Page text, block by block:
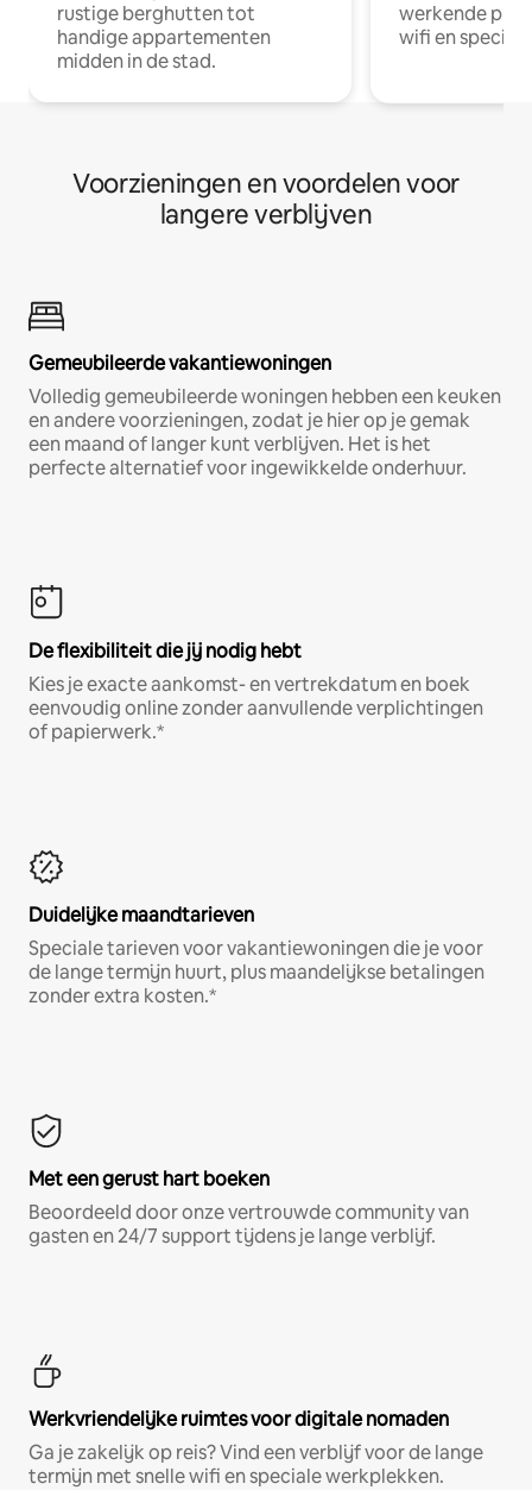
rustige berghutten tot
handige appartementen
midden in de stad.
werkende
wifi en
Voorzieningen en voordelen voor
langere verblijven
Gemeubileerde vakantiewoningen
Volledig gemeubileerde woningen hebben een keuken
en andere voorzieningen, zodat je hier op je gemak
een maand of langer kunt verblijven. Het is het
perfecte alternatief voor ingewikkelde onderhuur.
De flexibiliteit die jij nodig hebt
Kies je exacte aankomst- en vertrekdatum en boek
eenvoudig online zonder aanvullende verplichtingen
of papierwerk.*
Duidelijke maandtarieven
Speciale tarieven voor vakantiewoningen die je voor
de lange termijn huurt, plus maandelijkse betalingen
zonder extra kosten.*
Met een gerust hart boeken
Beoordeeld door onze vertrouwde community van
gasten en 24/7 support tijdens je lange verblijf.
Werkvriendelijke ruimtes voor digitale nomaden
Ga je zakelijk op reis? Vind een verblijf voor de lange
termijn met snelle wifi en speciale werkplekken.